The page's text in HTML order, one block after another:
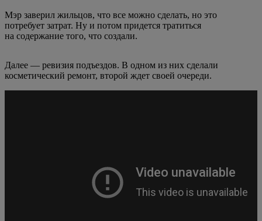
Мэр заверил жильцов, что все можно сделать, но это
потребует затрат. Ну и потом придется тратиться
на содержание того, что создали.
Далее — ревизия подъездов. В одном из них сделали
косметический ремонт, второй ждет своей очереди.